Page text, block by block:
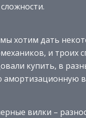
хотим дать
и троих
купить, в
вилки –